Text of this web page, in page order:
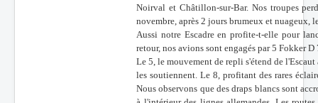
Noirval et Châtillon-sur-Bar. Nos troupes
novembre, après 2 jours brumeux et nuageux,
Aussi notre Escadre en profite-t-elle pour
retour, nos avions sont engagés par 5 Fokker
Le 5, le mouvement de repli s'étend de
les soutiennent. Le 8, profitant des rares
Nous observons que des draps blancs sont